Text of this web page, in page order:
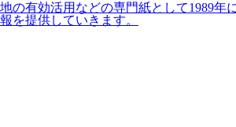
の有効活用などの専門紙として1989年
を提供していきます。